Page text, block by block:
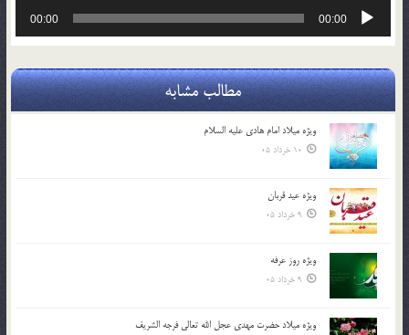
پخش‌کننده
00:00
00:00
مطالب مشابه
ویژه میلاد امام هادی علیه السلام
10 خرداد 05
ویژه عید قربان
9 خرداد 05
ویژه روز عرفه
9 خرداد 05
ویژه میلاد حضرت مهدی عجل الله تعالی فرجه الشريف